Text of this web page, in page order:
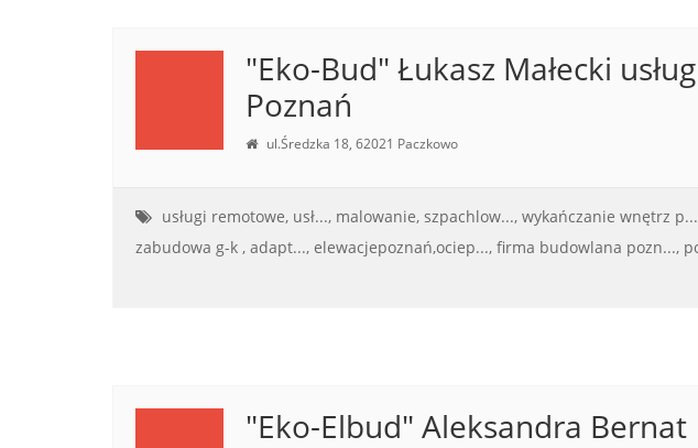
"Eko-Bud" Łukasz Małecki
Poznań
ul.Średzka 18, 62021 Paczkowo
usługi remotowe, usł..., malowanie, szpachlow..., wykańczanie wnętrz
zabudowa g-k , adapt..., elewacjepoznań,ociep..., firma budowlana pozn...,
"Eko-Elbud" Aleksandra Bernat